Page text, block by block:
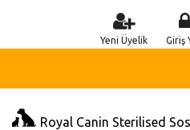
Yeni Üyelik Giriş
Royal Canin Sterilised